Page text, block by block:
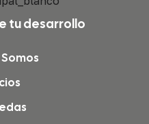
tu desarrollo